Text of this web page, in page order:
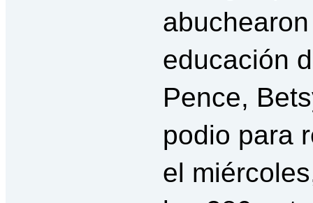
educación
Pence,
podio para
el